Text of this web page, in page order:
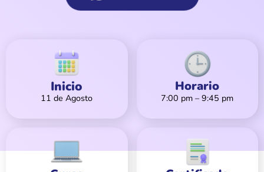
Inicio
11 de Agosto
Horario
7:00 pm – 9:45 pm